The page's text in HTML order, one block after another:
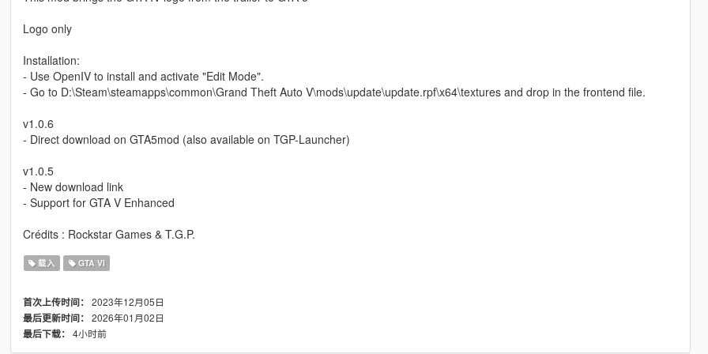
Logo only
Installation:
- Use OpenIV to install and activate "Edit Mode".
- Go to D:\Steam\steamapps\common\Grand Theft Auto V\mods\update\update.rpf\x64\textures and drop in the frontend file.
v1.0.6
- Direct download on GTA5mod (also available on TGP-Launcher)
v1.0.5
- New download link
- Support for GTA V Enhanced
Crédits : Rockstar Games & T.G.P.
载入 GTA VI
首次上传时间： 2023年12月05日
最后更新时间： 2026年01月02日
最后下载： 4小时前